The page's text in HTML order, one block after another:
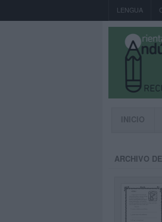
LENGUA
INICIO
ARCHIVO